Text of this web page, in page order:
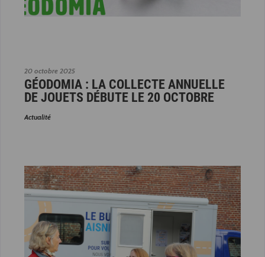
20 octobre 2025
GÉODOMIA : LA COLLECTE ANNUELLE
DE JOUETS DÉBUTE LE 20 OCTOBRE
Actualité